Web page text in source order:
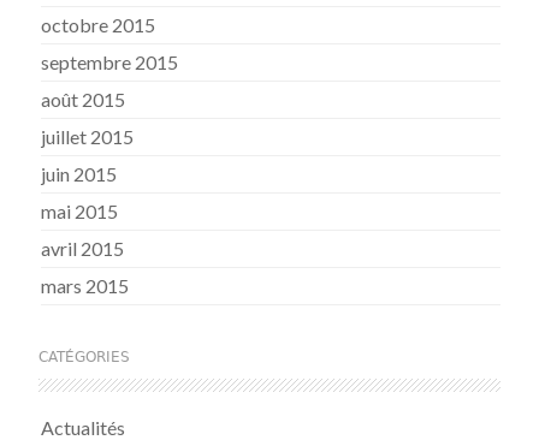
octobre 2015
septembre 2015
août 2015
juillet 2015
juin 2015
mai 2015
avril 2015
mars 2015
CATÉGORIES
Actualités